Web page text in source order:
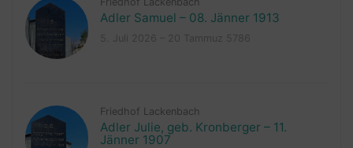
Adler Samuel – 08. Jänner 1913
Friedhof Lackenbach
Adler Julie, geb. Kronberger – 11.
Jänner 1907